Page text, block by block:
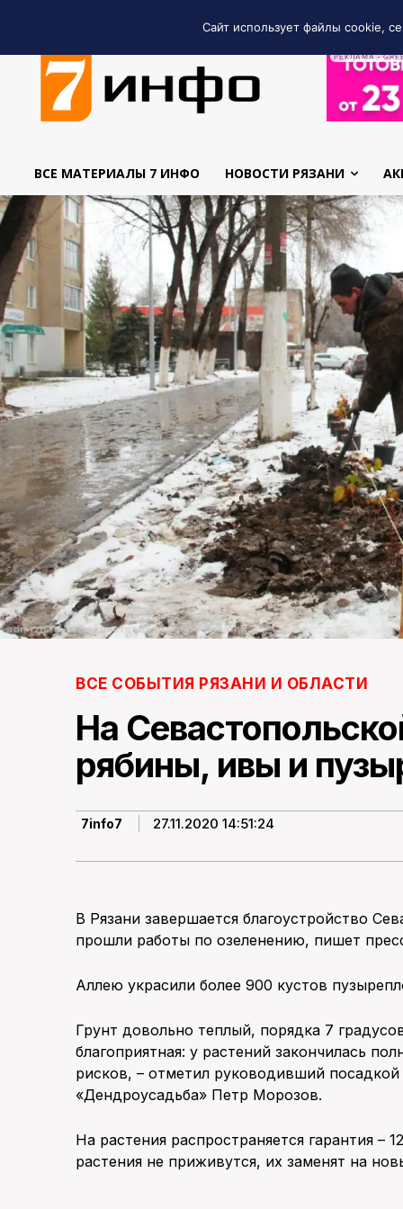
РЕКЛАМА •
ВСЕ МАТЕРИАЛЫ 7 ИНФО НОВОСТИ РЯЗАНИ
ВСЕ СОБЫТИЯ РЯЗАНИ И ОБЛАСТИ
На
рябины, ивы и
7info7 27.11.2020 14:51:24
В Рязани завершается благоустройство
прошли работы по озеленению, пишет
Аллею украсили более 900 кустов
Грунт довольно теплый, порядка 7
благоприятная: у растений закончилась
рисков, – отметил руководивший
«Дендроусадьба» Петр Морозов.
На растения распространяется гарантия
растения не приживутся, их заменят на
Сайт использует файлы cookie,